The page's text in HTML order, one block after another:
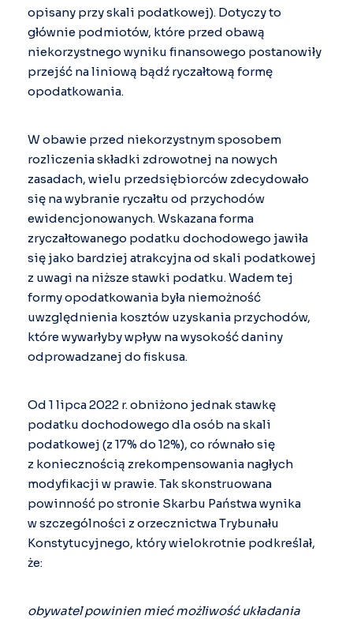
opisany przy skali podatkowej). Dotyczy to
głównie podmiotów, które przed obawą
niekorzystnego wyniku finansowego postanowiły
przejść na liniową bądź ryczałtową formę
opodatkowania.
W obawie przed niekorzystnym sposobem
rozliczenia składki zdrowotnej na nowych
zasadach, wielu przedsiębiorców zdecydowało
się na wybranie ryczałtu od przychodów
ewidencjonowanych. Wskazana forma
zryczałtowanego podatku dochodowego jawiła
się jako bardziej atrakcyjna od skali podatkowej
z uwagi na niższe stawki podatku. Wadem tej
formy opodatkowania była niemożność
uwzględnienia kosztów uzyskania przychodów,
które wywarłyby wpływ na wysokość daniny
odprowadzanej do fiskusa.
Od 1 lipca 2022 r. obniżono jednak stawkę
podatku dochodowego dla osób na skali
podatkowej (z 17% do 12%), co równało się
z koniecznością zrekompensowania nagłych
modyfikacji w prawie. Tak skonstruowana
powinność po stronie Skarbu Państwa wynika
w szczególności z orzecznictwa Trybunału
Konstytucyjnego, który wielokrotnie podkreślał,
że:
obywatel powinien mieć możliwość układania